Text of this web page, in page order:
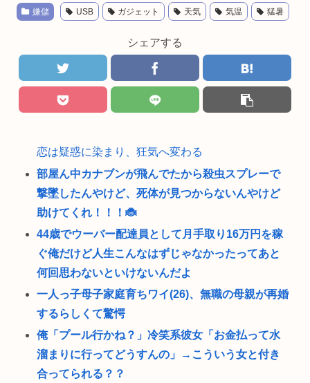
嫌儲 USB ガジェット 天気 気温 猛暑
シェアする
恋は疑惑に染まり、狂気へ変わる
部屋ん中カナブンが飛んでたから殺虫スプレーで
撃墜したんやけど、死体が見つからないんやけど
助けてくれ！！！🐞
44歳でウーバー配達員として月手取り16万円を稼
ぐ俺だけど人生こんなはずじゃなかったってあと
何回思わないといけないんだよ
一人っ子母子家庭育ちワイ(26)、無職の母親が再婚
するらしくて驚愕
俺「プール行かね？」冷笑系彼女「お金払って水
溜まりに行ってどうすんの」→こういう女と付き
合ってられる？？